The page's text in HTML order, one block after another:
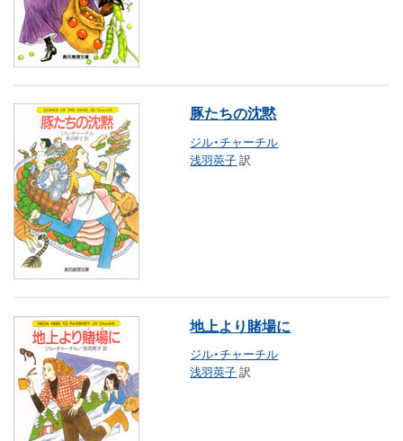
豚たちの沈黙
ジル・チャーチル
浅羽莢子訳
地上より賭場に
ジル・チャーチル
浅羽莢子訳